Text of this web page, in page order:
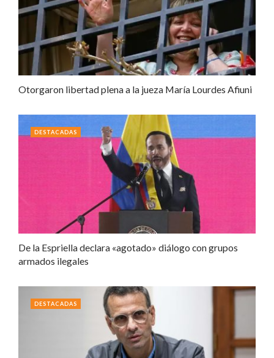
Otorgaron libertad plena a la jueza María Lourdes Afiuni
De la Espriella declara «agotado» diálogo con grupos
armados ilegales
DESTACADAS
DESTACADAS